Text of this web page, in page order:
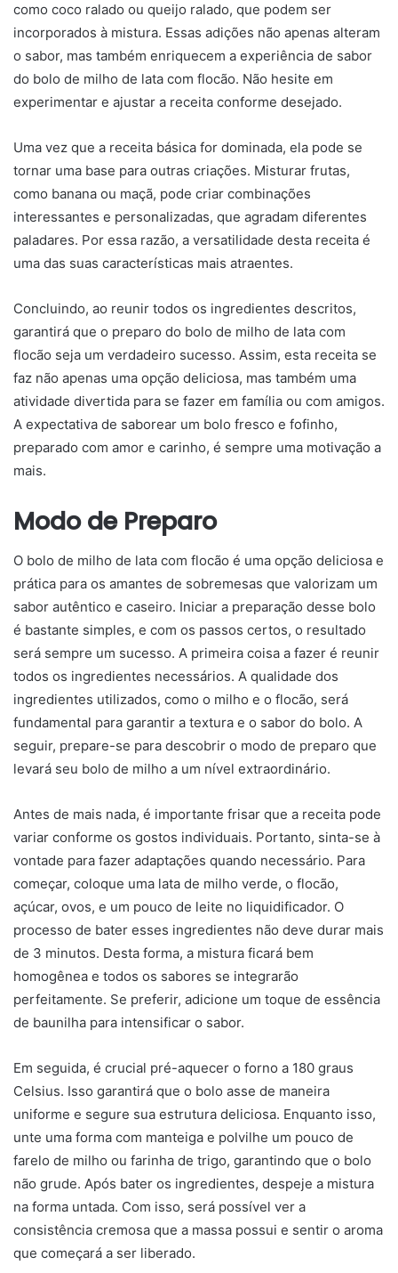
como coco ralado ou queijo ralado, que podem ser
incorporados à mistura. Essas adições não apenas alteram
o sabor, mas também enriquecem a experiência de sabor
do bolo de milho de lata com flocão. Não hesite em
experimentar e ajustar a receita conforme desejado.
Uma vez que a receita básica for dominada, ela pode se
tornar uma base para outras criações. Misturar frutas,
como banana ou maçã, pode criar combinações
interessantes e personalizadas, que agradam diferentes
paladares. Por essa razão, a versatilidade desta receita é
uma das suas características mais atraentes.
Concluindo, ao reunir todos os ingredientes descritos,
garantirá que o preparo do bolo de milho de lata com
flocão seja um verdadeiro sucesso. Assim, esta receita se
faz não apenas uma opção deliciosa, mas também uma
atividade divertida para se fazer em família ou com amigos.
A expectativa de saborear um bolo fresco e fofinho,
preparado com amor e carinho, é sempre uma motivação a
mais.
Modo de Preparo
O bolo de milho de lata com flocão é uma opção deliciosa e
prática para os amantes de sobremesas que valorizam um
sabor autêntico e caseiro. Iniciar a preparação desse bolo
é bastante simples, e com os passos certos, o resultado
será sempre um sucesso. A primeira coisa a fazer é reunir
todos os ingredientes necessários. A qualidade dos
ingredientes utilizados, como o milho e o flocão, será
fundamental para garantir a textura e o sabor do bolo. A
seguir, prepare-se para descobrir o modo de preparo que
levará seu bolo de milho a um nível extraordinário.
Antes de mais nada, é importante frisar que a receita pode
variar conforme os gostos individuais. Portanto, sinta-se à
vontade para fazer adaptações quando necessário. Para
começar, coloque uma lata de milho verde, o flocão,
açúcar, ovos, e um pouco de leite no liquidificador. O
processo de bater esses ingredientes não deve durar mais
de 3 minutos. Desta forma, a mistura ficará bem
homogênea e todos os sabores se integrarão
perfeitamente. Se preferir, adicione um toque de essência
de baunilha para intensificar o sabor.
Em seguida, é crucial pré-aquecer o forno a 180 graus
Celsius. Isso garantirá que o bolo asse de maneira
uniforme e segure sua estrutura deliciosa. Enquanto isso,
unte uma forma com manteiga e polvilhe um pouco de
farelo de milho ou farinha de trigo, garantindo que o bolo
não grude. Após bater os ingredientes, despeje a mistura
na forma untada. Com isso, será possível ver a
consistência cremosa que a massa possui e sentir o aroma
que começará a ser liberado.